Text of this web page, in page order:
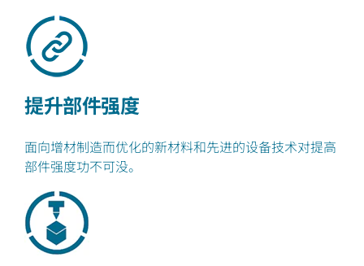
提升部件强度
面向增材制造而优化的新材料和先进的设备技术对提高
部件强度功不可没。